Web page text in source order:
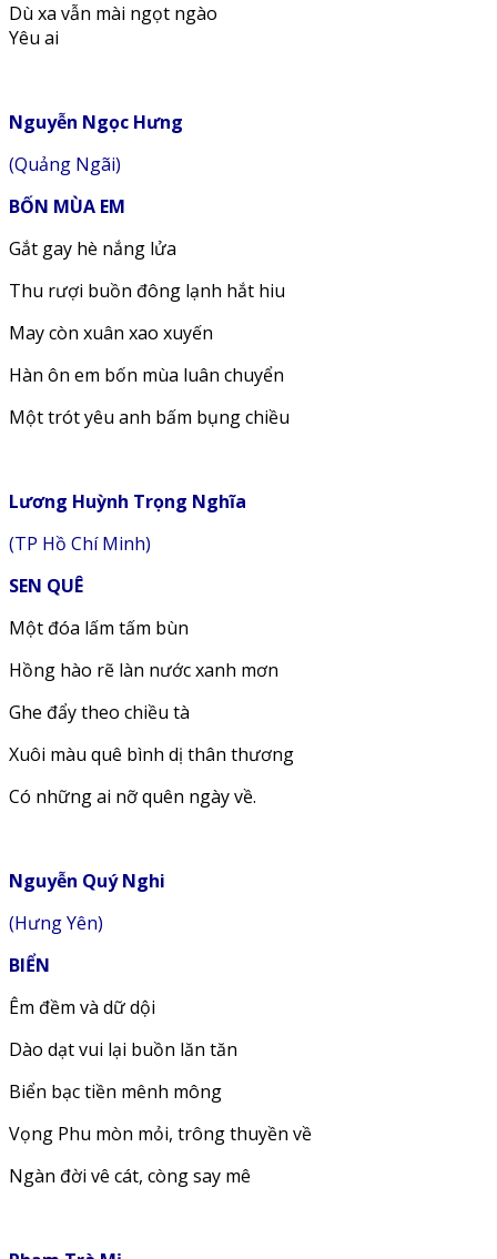
Dù xa vẫn mài ngọt ngào
Yêu ai
Nguyễn Ngọc Hưng
(Quảng Ngãi)
BỐN MÙA EM
Gắt gay hè nắng lửa
Thu rượi buồn đông lạnh hắt hiu
May còn xuân xao xuyến
Hàn ôn em bốn mùa luân chuyển
Một trót yêu anh bấm bụng chiều
Lương Huỳnh Trọng Nghĩa
(TP Hồ Chí Minh)
SEN QUÊ
Một đóa lấm tấm bùn
Hồng hào rẽ làn nước xanh mơn
Ghe đẩy theo chiều tà
Xuôi màu quê bình dị thân thương
Có những ai nỡ quên ngày về.
Nguyễn Quý Nghi
(Hưng Yên)
BIỂN
Êm đềm và dữ dội
Dào dạt vui lại buồn lăn tăn
Biển bạc tiền mênh mông
Vọng Phu mòn mỏi, trông thuyền về
Ngàn đời vê cát, còng say mê